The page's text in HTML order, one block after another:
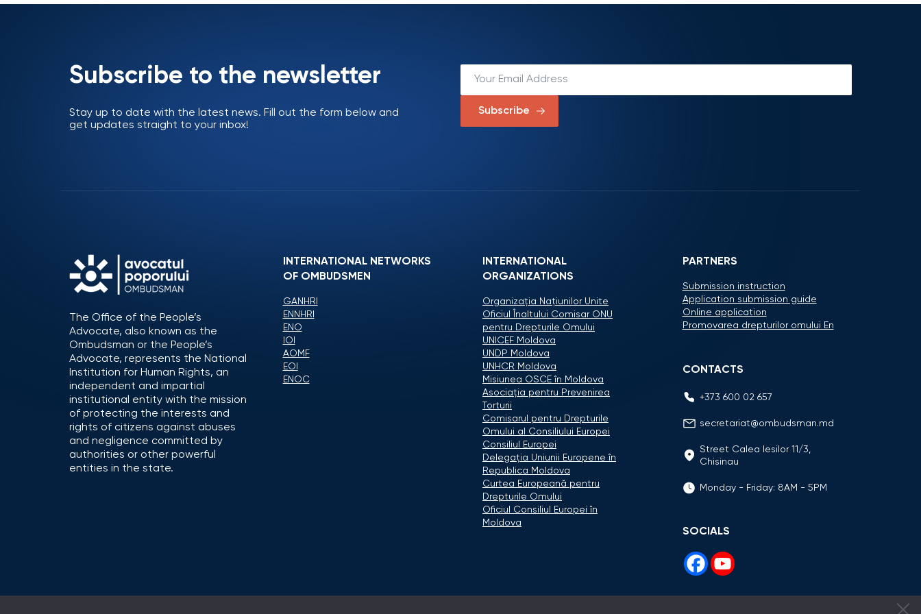
Subscribe to the newsletter
Stay up to date with the latest news. Fill out the form below and
get updates straight to your inbox!
Subscribe
The Office of the People’s
Advocate, also known as the
Ombudsman or the People’s
Advocate, represents the National
Institution for Human Rights, an
independent and impartial
institutional entity with the mission
of protecting the interests and
rights of citizens against abuses
and negligence committed by
authorities or other powerful
entities in the state.
INTERNATIONAL NETWORKS
OF OMBUDSMEN
GANHRI
ENNHRI
ENO
IOI
AOMF
EOI
ENOC
INTERNATIONAL
ORGANIZATIONS
Organizaţia Naţiunilor Unite
Oficiul Înaltului Comisar ONU
pentru Drepturile Omului
UNICEF Moldova
UNDP Moldova
UNHCR Moldova
Misiunea OSCE în Moldova
Asociaţia pentru Prevenirea
Torturii
Comisarul pentru Drepturile
Omului al Consiliului Europei
Consiliul Europei
Delegaţia Uniunii Europene în
Republica Moldova
Curtea Europeană pentru
Drepturile Omului
Oficiul Consiliul Europei în
Moldova
PARTNERS
Submission instruction
Application submission guide
Online application
Promovarea drepturilor omului En
CONTACTS
+373 600 02 657
secretariat@ombudsman.md
Street Calea Iesilor 11/3,
Chisinau
Monday - Friday: 8AM - 5PM
SOCIALS